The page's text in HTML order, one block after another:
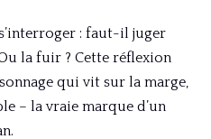
: faut-il juger
la fuir ? Cette réflexion
qui vit sur la marge,
– la vraie marque d’un